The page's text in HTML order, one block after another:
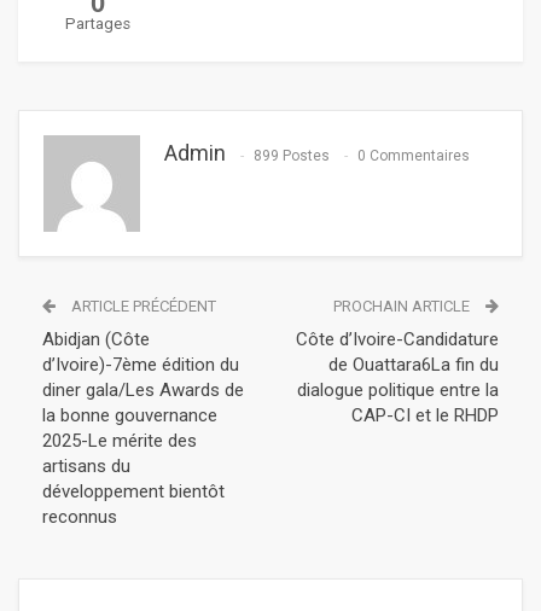
Partages
Admin 899 Postes 0 Commentaires
ARTICLE PRÉCÉDENT
Abidjan (Côte
d’Ivoire)-7ème édition du
diner gala/Les Awards de
la bonne gouvernance
2025-Le mérite des
artisans du
développement bientôt
reconnus
PROCHAIN ARTICLE
Côte d’Ivoire-Candidature
de Ouattara6La fin du
dialogue politique entre la
CAP-CI et le RHDP